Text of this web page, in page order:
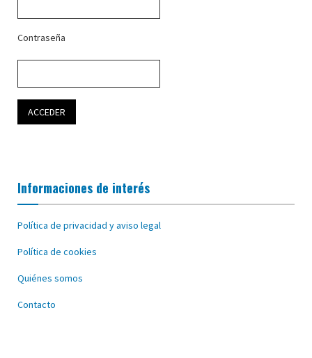
Contraseña
Informaciones de interés
Política de privacidad y aviso legal
Política de cookies
Quiénes somos
Contacto